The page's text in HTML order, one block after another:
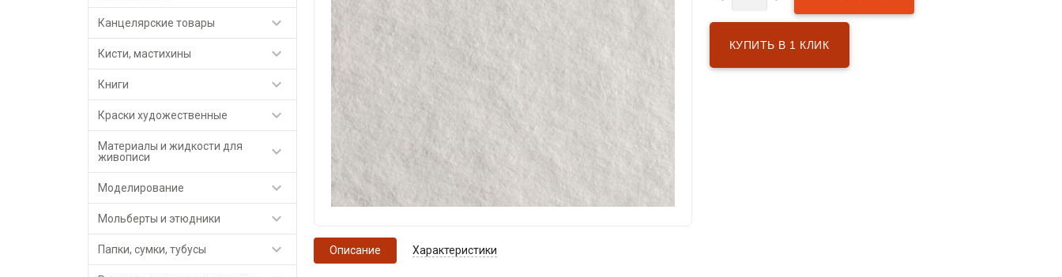
Канцелярские товары 
Кисти, мастихины 
Книги 
Краски художественные 
Материалы и жидкости для
живописи

Моделирование 
Мольберты и этюдники 
Папки, сумки, тубусы 
КУПИТЬ В 1 КЛИК
Описание Характеристики